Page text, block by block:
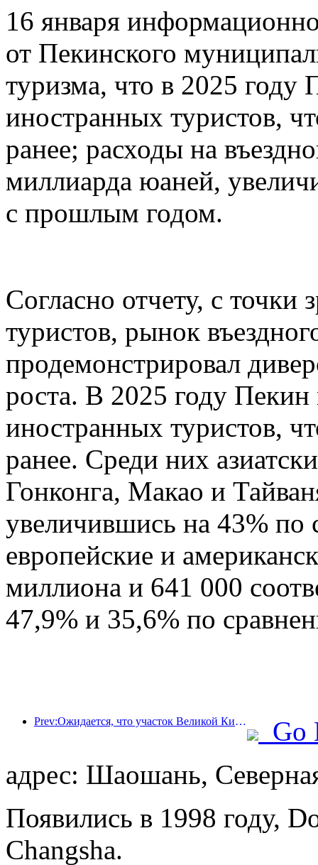
16 января
от Пекинского
туризма, что в 2025
иностранных туристов,
ранее; расходы на
миллиарда юаней,
с прошлым годом.
Согласно отчету, с точки
туристов, рынок
продемонстрировал
роста. В 2025 году
иностранных туристов,
ранее. Среди них
Гонконга, Макао и
увеличившись на 43%
европейские и
миллиона и 641 000
47,9% и 35,6% по
Prev:Ожидается, что участок Великой Китайской стены Цзянцзюньгуань в районе Пингу города Пекина будет открыт для публики уже к концу 2026 года.
Go
адрес: Шаошань,
Появились в 1998 году,
Changsha.